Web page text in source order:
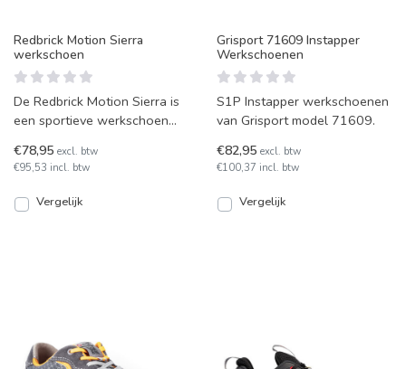
Redbrick Motion Sierra
werkschoen
De Redbrick Motion Sierra is
een sportieve werkschoen
Motionprene en een S
€78,95 excl. btw
€95,53 incl. btw
Vergelijk
Grisport 71609 Instapper
Werkschoenen
S1P Instapper werkschoenen
van Grisport model 71609.
€82,95 excl. btw
€100,37 incl. btw
Vergelijk